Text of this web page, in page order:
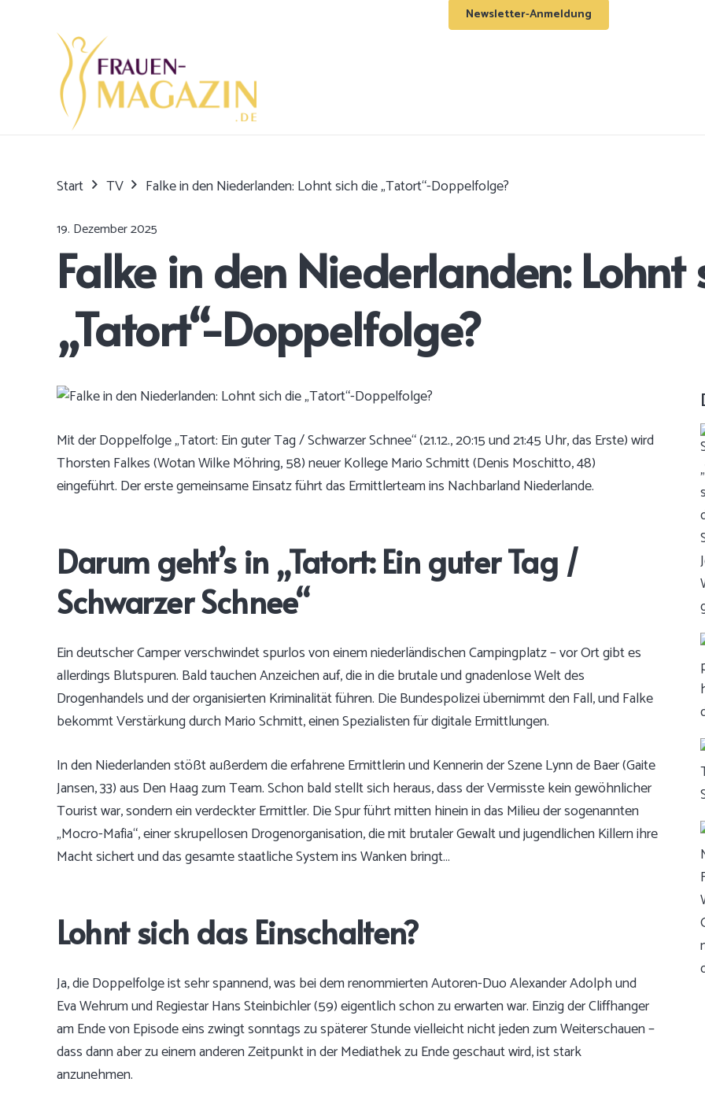
Newsletter-Anmeldung
Start TV Falke in den Niederlanden: Lohnt sich die „Tatort“-Doppelfolge?
19. Dezember 2025
Falke in den Niederlanden: Lohnt
„Tatort“-Doppelfolge?
Mit der Doppelfolge „Tatort: Ein guter Tag / Schwarzer Schnee“ (21.12., 20:15 und 21:45 Uhr, das Erste) wird
Thorsten Falkes (Wotan Wilke Möhring, 58) neuer Kollege Mario Schmitt (Denis Moschitto, 48)
eingeführt. Der erste gemeinsame Einsatz führt das Ermittlerteam ins Nachbarland Niederlande.
Darum geht’s in „Tatort: Ein guter Tag /
Schwarzer Schnee“
Ein deutscher Camper verschwindet spurlos von einem niederländischen Campingplatz – vor Ort gibt es
allerdings Blutspuren. Bald tauchen Anzeichen auf, die in die brutale und gnadenlose Welt des
Drogenhandels und der organisierten Kriminalität führen. Die Bundespolizei übernimmt den Fall, und Falke
bekommt Verstärkung durch Mario Schmitt, einen Spezialisten für digitale Ermittlungen.
In den Niederlanden stößt außerdem die erfahrene Ermittlerin und Kennerin der Szene Lynn de Baer (Gaite
Jansen, 33) aus Den Haag zum Team. Schon bald stellt sich heraus, dass der Vermisste kein gewöhnlicher
Tourist war, sondern ein verdeckter Ermittler. Die Spur führt mitten hinein in das Milieu der sogenannten
„Mocro-Mafia“, einer skrupellosen Drogenorganisation, die mit brutaler Gewalt und jugendlichen Killern ihre
Macht sichert und das gesamte staatliche System ins Wanken bringt…
Lohnt sich das Einschalten?
Ja, die Doppelfolge ist sehr spannend, was bei dem renommierten Autoren-Duo Alexander Adolph und
Eva Wehrum und Regiestar Hans Steinbichler (59) eigentlich schon zu erwarten war. Einzig der Cliffhanger
am Ende von Episode eins zwingt sonntags zu späterer Stunde vielleicht nicht jeden zum Weiterschauen –
dass dann aber zu einem anderen Zeitpunkt in der Mediathek zu Ende geschaut wird, ist stark
anzunehmen.